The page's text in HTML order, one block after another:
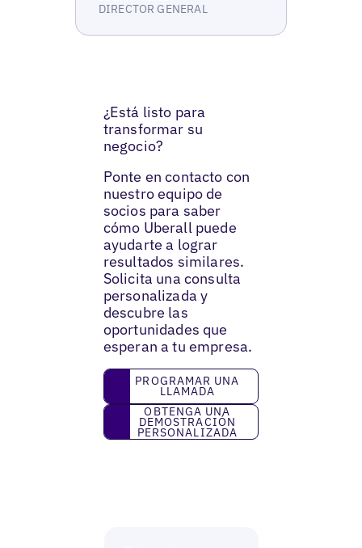
DIRECTOR GENERAL
¿Está listo para
transformar su
negocio?
Ponte en contacto con
nuestro equipo de
socios para saber
cómo Uberall puede
ayudarte a lograr
resultados similares.
Solicita una consulta
personalizada y
descubre las
oportunidades que
esperan a tu empresa.
Programar una llamada
PROGRAMAR UNA
LLAMADA
Obtenga una demostración
OBTENGA UNA
DEMOSTRACIÓN
PERSONALIZADA